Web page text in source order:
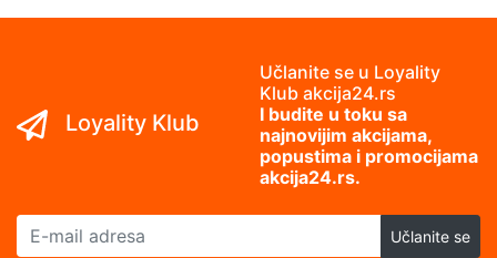
Loyality Klub
Učlanite se u Loyality
Klub akcija24.rs
I budite u toku sa
najnovijim akcijama,
popustima i promocijama
akcija24.rs.
E-mail adresa
Učlanite se